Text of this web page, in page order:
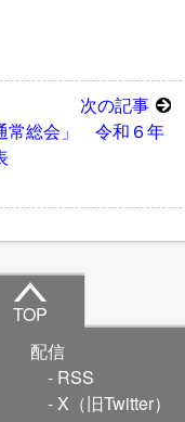
次の記事
常総会」 令和６年
TOP
配信
RSS
X（旧Twitter）